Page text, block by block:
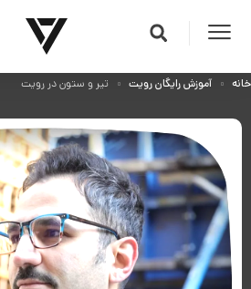
خانه آموزش رایگان رویت تیر و ستون در رویت